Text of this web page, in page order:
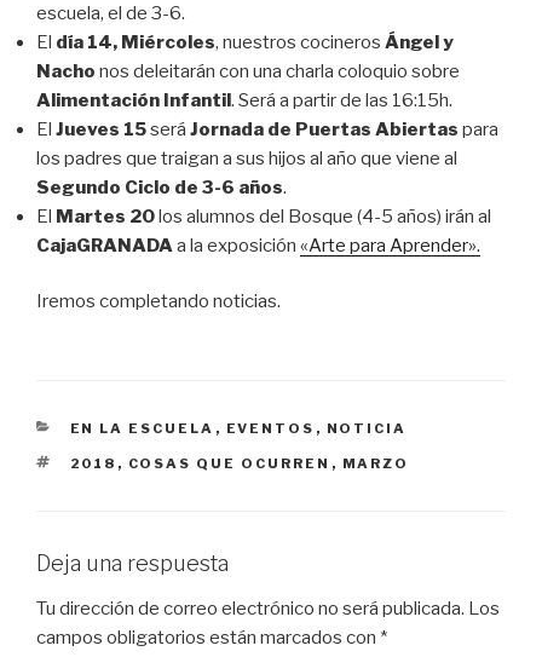
escuela, el de 3-6.
El día 14, Miércoles, nuestros cocineros Ángel y
Nacho nos deleitarán con una charla coloquio sobre
Alimentación Infantil. Será a partir de las 16:15h.
El Jueves 15será Jornada de Puertas Abiertas para
los padres que traigan a sus hijos al año que viene al
Segundo Ciclo de 3-6 años.
El Martes 20los alumnos del Bosque (4-5 años) irán al
CajaGRANADAa la exposición «Arte para Aprender».
Iremos completando noticias.
CATEGORÍAS
EN LA ESCUELA , EVENTOS , NOTICIA
ETIQUETAS
2018 , COSAS QUE OCURREN , MARZO
Deja una respuesta
Tu dirección de correo electrónico no será publicada. Los
campos obligatorios están marcados con *